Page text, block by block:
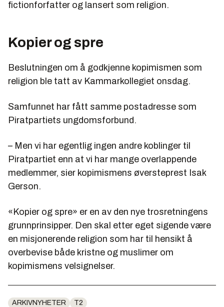
fictionforfatter og lansert som religion.
Kopier og spre
Beslutningen om å godkjenne kopimismen som
religion ble tatt av Kammarkollegiet onsdag.
Samfunnet har fått samme postadresse som
Piratpartiets ungdomsforbund.
– Men vi har egentlig ingen andre koblinger til
Piratpartiet enn at vi har mange overlappende
medlemmer, sier kopimismens øversteprest Isak
Gerson.
«Kopier og spre» er en av den nye trosretningens
grunnprinsipper. Den skal etter eget sigende være
en misjonerende religion som har til hensikt å
overbevise både kristne og muslimer om
kopimismens velsignelser.
ARKIVNYHETER T2